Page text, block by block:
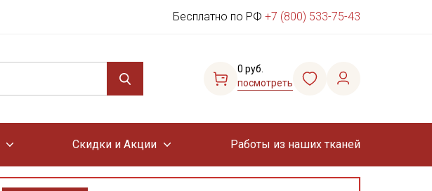
Бесплатно по РФ +7 (800) 533-75-43
0 руб.
посмотреть
Скидки и Акции Работы из наших тканей